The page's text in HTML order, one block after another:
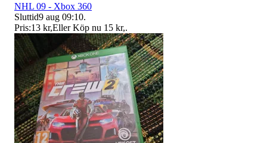
NHL 09 - Xbox 360
Sluttid9 aug 09:10.
Pris:13 kr,Eller Köp nu 15 kr,.